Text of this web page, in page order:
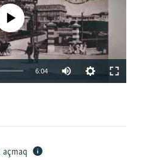
currently available
6:04
açmaq